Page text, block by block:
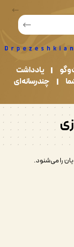
یادداشت
چندرسانه ای